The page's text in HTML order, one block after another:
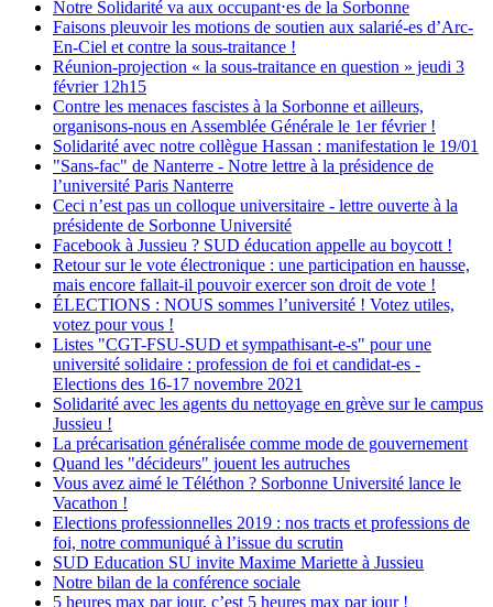
Notre Solidarité va aux occupant⋅es de la Sorbonne
Faisons pleuvoir les motions de soutien aux salarié-es d’Arc-
En-Ciel et contre la sous-traitance !
Réunion-projection « la sous-traitance en question » jeudi 3
février 12h15
Contre les menaces fascistes à la Sorbonne et ailleurs,
organisons-nous en Assemblée Générale le 1er février !
Solidarité avec notre collègue Hassan : manifestation le 19/01
"Sans-fac" de Nanterre - Notre lettre à la présidence de
l’université Paris Nanterre
Ceci n’est pas un colloque universitaire - lettre ouverte à la
présidente de Sorbonne Université
Facebook à Jussieu ? SUD éducation appelle au boycott !
Retour sur le vote électronique : une participation en hausse,
mais encore fallait-il pouvoir exercer son droit de vote !
ÉLECTIONS : NOUS sommes l’université ! Votez utiles,
votez pour vous !
Listes "CGT-FSU-SUD et sympathisant-e-s" pour une
université solidaire : profession de foi et candidat-es -
Elections des 16-17 novembre 2021
Solidarité avec les agents du nettoyage en grève sur le campus
Jussieu !
La précarisation généralisée comme mode de gouvernement
Quand les "décideurs" jouent les autruches
Vous avez aimé le Téléthon ? Sorbonne Université lance le
Vacathon !
Elections professionnelles 2019 : nos tracts et professions de
foi, notre communiqué à l’issue du scrutin
SUD Education SU invite Maxime Mariette à Jussieu
Notre bilan de la conférence sociale
5 heures max par jour, c’est 5 heures max par jour !